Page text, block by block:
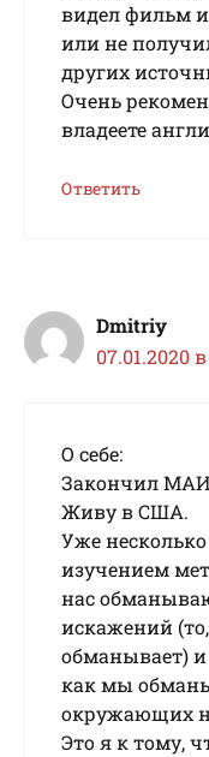
видел фильм
или не
других
Очень
владеете
Ответить
Dmitriy
07.01.2020
О себе:
Закончил МАИ
Живу в США.
Уже
изучением
нас
искажений
обманывает)
как мы
окружающих
Это я к тому,